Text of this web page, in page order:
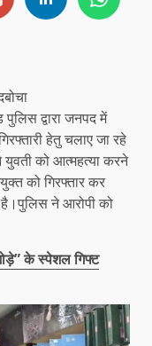
द्वारा जनपद में
हेतु चलाए जा रहे
युवती को आत्महत्या करने
को गिरफ्तार कर
है।पुलिस ने आरोपी को
के स्पेशल गिफ्ट